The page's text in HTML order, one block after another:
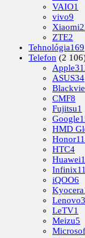
VAIO1
vivo9
Xiaomi
ZTE2
Tehnológia169
Telefon (2
Apple
ASUS34
CMF8
Fujitsu1
Google
HMD
Honor
HTC4
Huawei
Infinix11
iQOO6
Kyocera
Lenovo3
LeTV1
Meizu5